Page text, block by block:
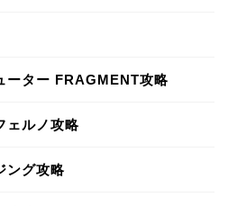
ーター FRAGMENT攻略
ェルノ攻略
ング攻略